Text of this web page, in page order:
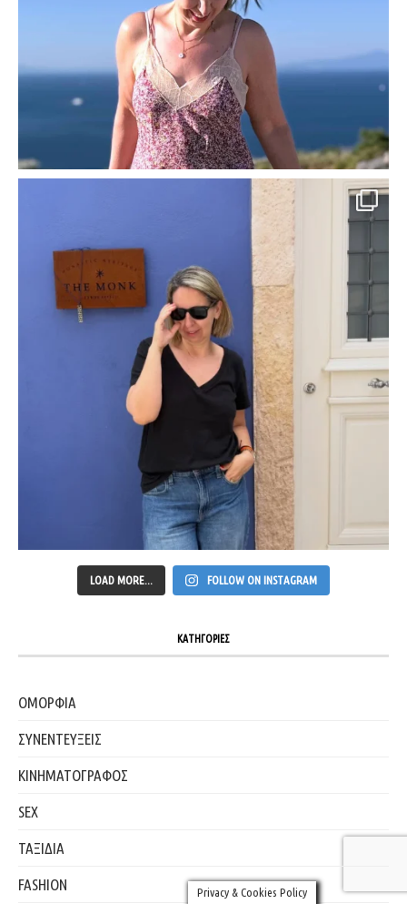
LOAD MORE... FOLLOW ON INSTAGRAM
ΚΑΤΗΓΟΡΙΕΣ
ΟΜΟΡΦΙΑ
ΣΥΝΕΝΤΕΥΞΕΙΣ
ΚΙΝΗΜΑΤΟΓΡΑΦΟΣ
SEX
ΤΑΞΙΔΙΑ
FASHION Privacy & Cookies Policy